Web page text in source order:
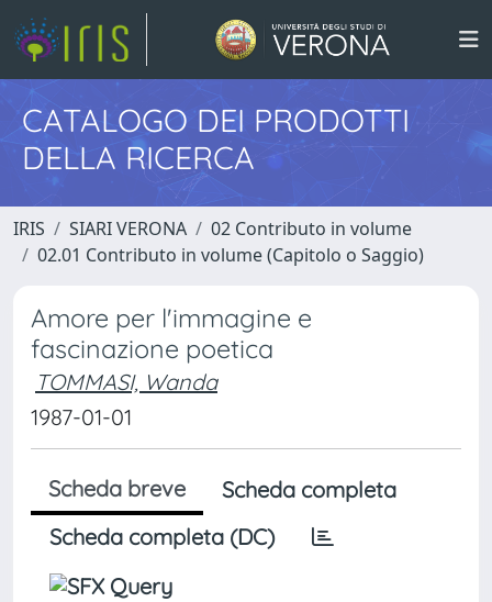
CATALOGO DEI PRODOTTI
DELLA RICERCA
IRIS SIARI VERONA
02 Contributo in volume
02.01 Contributo in volume (Capitolo o Saggio)
Amore per l'immagine e
fascinazione poetica
TOMMASI, Wanda
1987-01-01
Scheda breve
Scheda completa
Scheda completa (DC)